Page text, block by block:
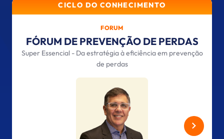
CICLO DO CONHECIMENTO
FORUM
FÓRUM DE PREVENÇÃO DE PERDAS
Super Essencial - Da estratégia à eficiência em prevenção
de perdas